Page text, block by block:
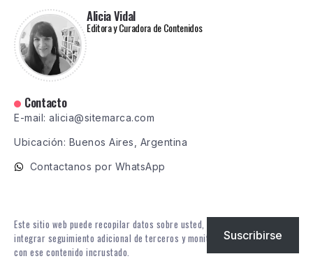
Alicia Vidal
Editora y Curadora de Contenidos
Contacto
E-mail: alicia@sitemarca.com
Ubicación: Buenos Aires, Argentina
Contactanos por WhatsApp
Este sitio web puede recopilar datos sobre usted, utilizar cookies,
integrar seguimiento adicional de terceros y monitorear su interacción
con ese contenido incrustado.
Suscribirse